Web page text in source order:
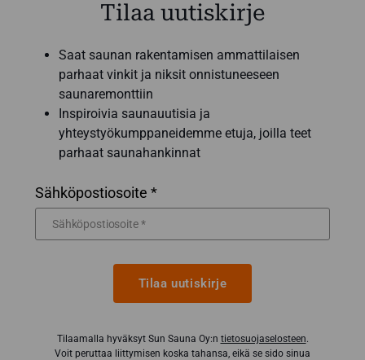
Tilaa uutiskirje
Saat saunan rakentamisen ammattilaisen
parhaat vinkit ja niksit onnistuneeseen
saunaremonttiin
Inspiroivia saunauutisia ja
yhteystyökumppaneidemme etuja, joilla teet
parhaat saunahankinnat
Sähköpostiosoite *
Tilaa uutiskirje
Tilaamalla hyväksyt Sun Sauna Oy:n tietosuojaselosteen.
Voit peruttaa liittymisen koska tahansa, eikä se sido sinua